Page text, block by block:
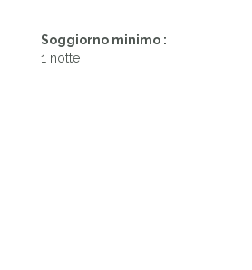
Soggiorno minimo :
1 notte